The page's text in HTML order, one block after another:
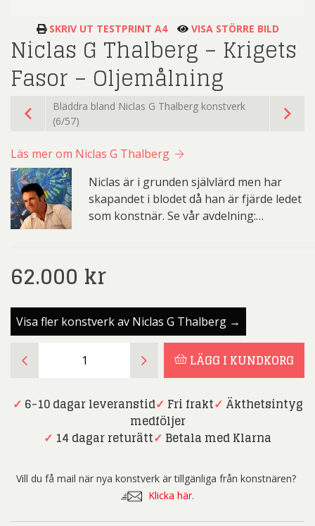
SKRIV UT TESTPRINT A4 VISA STÖRRE BILD
Niclas G Thalberg – Krigets
Fasor – Oljemålning
Bläddra bland Niclas G Thalberg konstverk
(6/57)
Läs mer om Niclas G Thalberg
Niclas är i grunden självlärd men har
skapandet i blodet då han är fjärde ledet
som konstnär. Se vår avdelning:…
62.000 kr
Visa fler konstverk av Niclas G Thalberg →
-
mängd
LÄGG I KUNDKORG
✓ 6-10 dagar leveranstid✓ Fri frakt✓ Äkthetsintyg
medföljer
✓ 14 dagar returätt✓ Betala med Klarna
Vill du få mail när nya konstverk är tillgänliga från konstnären?
Klicka här.